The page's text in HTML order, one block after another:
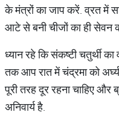
के मंत्रों का जाप करें. व्रत में
आटे से बनी चीजों का ही सेवन
ध्यान रहे कि संकष्टी चतुर्थी
तक आप रात में चंद्रमा को
पूरी तरह दूर रहना चाहिए और
अनिवार्य है.